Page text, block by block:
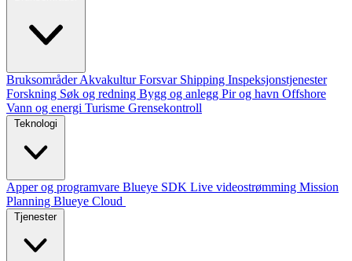
BruksområderAkvakulturForsvar Shipping Inspeksjonstjenester
Forskning Søk og redning Bygg og anlegg Pir og havn Offshore
Vann og energi Turisme Grensekontroll
Teknologi
Apper og programvare Blueye SDK Live videostrømming Mission
Planning Blueye Cloud
Tjenester